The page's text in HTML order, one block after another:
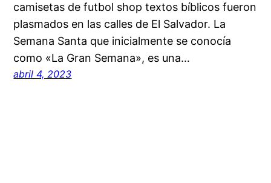
camisetas de futbol shop textos bíblicos fueron
plasmados en las calles de El Salvador. La
Semana Santa que inicialmente se conocía
como «La Gran Semana», es una…
abril 4, 2023